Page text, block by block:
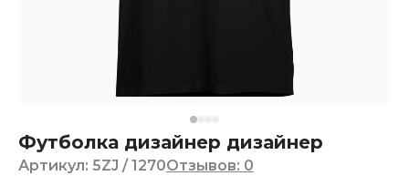
Футболка дизайнер дизайнер
Артикул: 5ZJ / 1270Отзывов: 0